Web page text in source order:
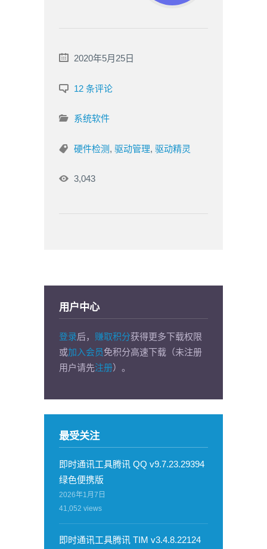
2020年5月25日
12 条评论
系统软件
硬件检测 , 驱动管理, 驱动精灵
3,043
用户中心
登录后， 赚取积分获得更多下载权限
或加入会员免积分高速下载（未注册
用户请先注册）。
最受关注
即时通讯工具腾讯 QQ v9.7.23.29394
绿色便携版
2026年1月7日
41,052 views
即时通讯工具腾讯 TIM v3.4.8.22124